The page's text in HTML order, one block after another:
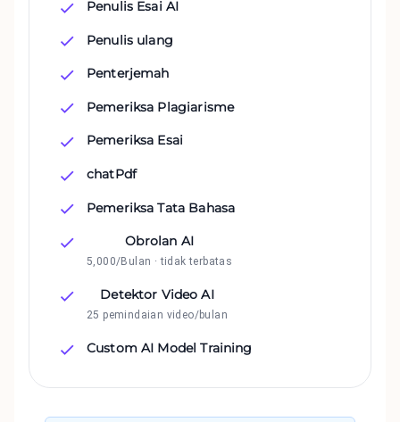
Penulis Esai AI
Penulis ulang
Penterjemah
Pemeriksa Plagiarisme
Pemeriksa Esai
chatPdf
Pemeriksa Tata Bahasa
Obrolan AI
5,000/Bulan · tidak terbatas
Detektor Video AI
25 pemindaian video/bulan
Custom AI Model Training